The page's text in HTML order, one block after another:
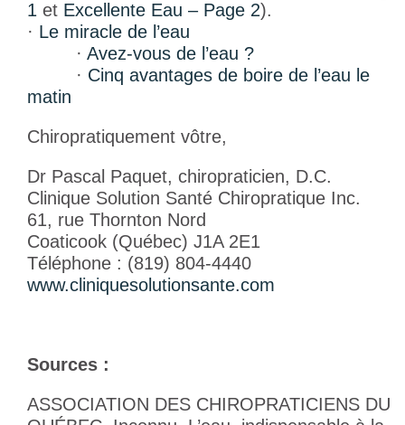
1 et Excellente Eau – Page 2).
· Le miracle de l’eau
· Avez-vous de l’eau ?
· Cinq avantages de boire de l’eau le
matin
Chiropratiquement vôtre,
Dr Pascal Paquet, chiropraticien, D.C.
Clinique Solution Santé Chiropratique Inc.
61, rue Thornton Nord
Coaticook (Québec) J1A 2E1
Téléphone : (819) 804-4440
www.cliniquesolutionsante.com
Sources :
ASSOCIATION DES CHIROPRATICIENS DU